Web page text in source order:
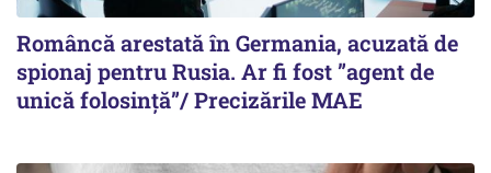
Româncă arestată în Germania, acuzată de
spionaj pentru Rusia. Ar fi fost ”agent de
unică folosință”/ Precizările MAE